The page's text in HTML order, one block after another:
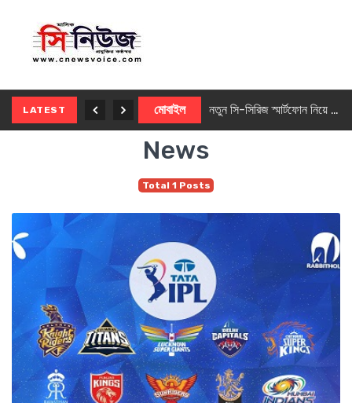
LATEST মোবাইল নতুন সি-সিরিজ স্মার্টফোন নিয়ে আসছে রিয়েলমি
News
Total 1 Posts